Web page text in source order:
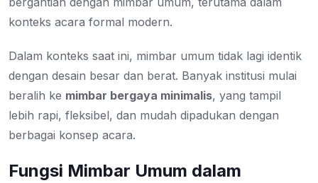
konteks acara formal modern.
Dalam konteks saat ini, mimbar umum tidak lagi identik
dengan desain besar dan berat. Banyak institusi mulai
beralih ke mimbar bergaya minimalis, yang tampil
lebih rapi, fleksibel, dan mudah dipadukan dengan
berbagai konsep acara.
Fungsi Mimbar Umum dalam